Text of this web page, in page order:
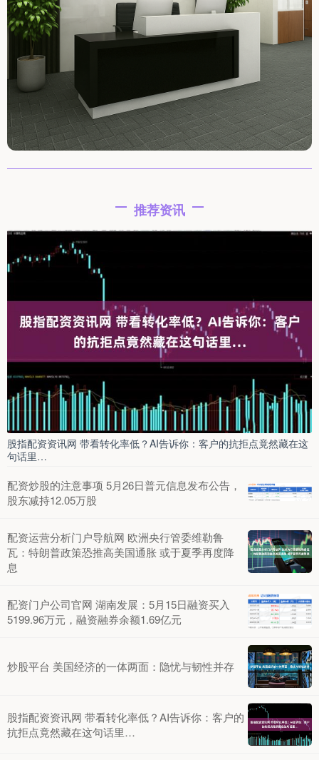
推荐资讯
股指配资资讯网 带看转化率低？AI告诉你：客户的抗拒点竟然藏在这
句话里…
配资炒股的注意事项 5月26日普元信息发布公告，
股东减持12.05万股
配资运营分析门户导航网 欧洲央行管委维勒鲁
瓦：特朗普政策恐推高美国通胀 或于夏季再度降
息
配资门户公司官网 湖南发展：5月15日融资买入
5199.96万元，融资融券余额1.69亿元
炒股平台 美国经济的一体两面：隐忧与韧性并存
股指配资资讯网 带看转化率低？AI告诉你：客户的
抗拒点竟然藏在这句话里…